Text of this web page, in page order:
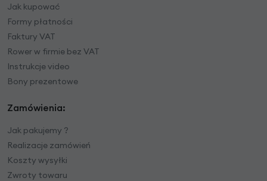
Jak kupować
Formy płatności
Faktury VAT
Rower w firmie bez VAT
Instrukcje video
Bony prezentowe
Zamówienia:
Jak pakujemy ?
Realizacje zamówień
Koszty wysyłki
Zwroty towaru